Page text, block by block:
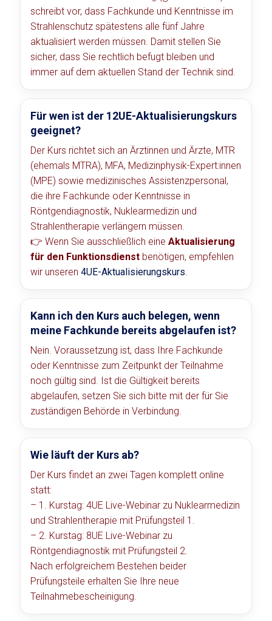
schreibt vor, dass Fachkunde und Kenntnisse im
Strahlenschutz spätestens alle fünf Jahre
aktualisiert werden müssen. Damit stellen Sie
sicher, dass Sie rechtlich befugt bleiben und
immer auf dem aktuellen Stand der Technik sind.
Für wen ist der 12UE-Aktualisierungskurs
geeignet?
Der Kurs richtet sich an Ärztinnen und Ärzte, MTR
(ehemals MTRA), MFA, Medizinphysik-Expert:innen
(MPE) sowie medizinisches Assistenzpersonal,
die ihre Fachkunde oder Kenntnisse in
Röntgendiagnostik, Nuklearmedizin und
Strahlentherapie verlängern müssen.
👉 Wenn Sie ausschließlich eine Aktualisierung
für den Funktionsdienst benötigen, empfehlen
wir unseren 4UE-Aktualisierungskurs
Kann ich den Kurs auch belegen, wenn
meine Fachkunde bereits abgelaufen ist?
Nein. Voraussetzung ist, dass Ihre Fachkunde
oder Kenntnisse zum Zeitpunkt der Teilnahme
noch gültig sind. Ist die Gültigkeit bereits
abgelaufen, setzen Sie sich bitte mit der für Sie
zuständigen Behörde in Verbindung.
Wie läuft der Kurs ab?
Der Kurs findet an zwei Tagen komplett online
statt:
– 1. Kurstag: 4UE Live-Webinar zu Nuklearmedizin
und Strahlentherapie mit Prüfungsteil 1.
– 2. Kurstag: 8UE Live-Webinar zu
Röntgendiagnostik mit Prüfungsteil 2.
Nach erfolgreichem Bestehen beider
Prüfungsteile erhalten Sie Ihre neue
Teilnahmebescheinigung.